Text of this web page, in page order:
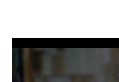
verdad me está pasando esto a
presenta con un miedo
que me abruma. Encontrar la